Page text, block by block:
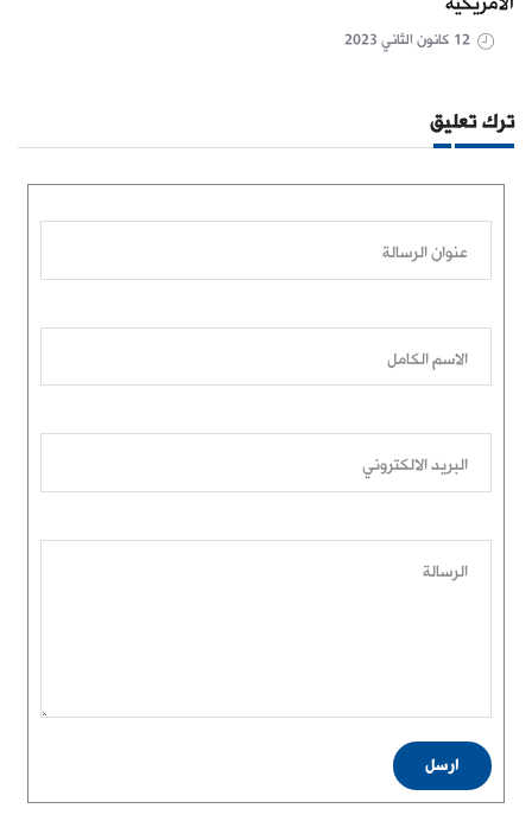
ترك تعليق
عنوان الرسالة
الاسم الكامل
البريد الالكتروني
الرسالة
ارسل